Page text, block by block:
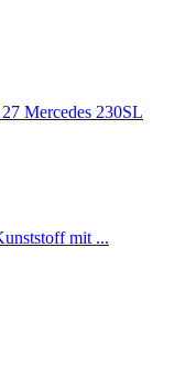
Mercedes 230SL
mit ...